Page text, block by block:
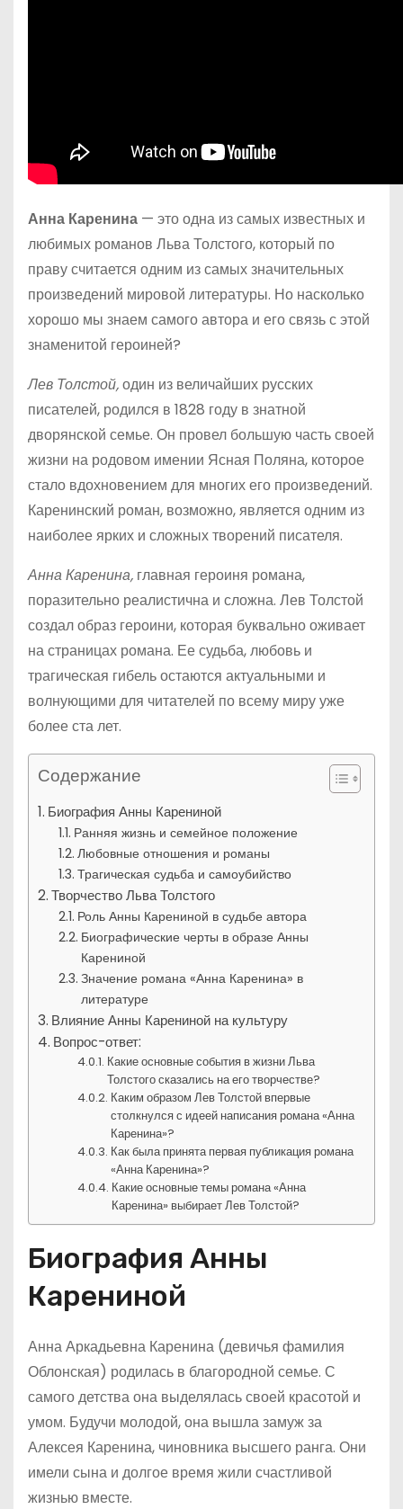
Анна Каренина — это одна из самых известных и
любимых романов Льва Толстого, который по
праву считается одним из самых значительных
произведений мировой литературы. Но насколько
хорошо мы знаем самого автора и его связь с этой
знаменитой героиней?
Лев Толстой,один из величайших русских
писателей, родился в 1828 году в знатной
дворянской семье. Он провел большую часть своей
жизни на родовом имении Ясная Поляна, которое
стало вдохновением для многих его произведений.
Каренинский роман, возможно, является одним из
наиболее ярких и сложных творений писателя.
Анна Каренина, главная героиня романа,
поразительно реалистична и сложна. Лев Толстой
создал образ героини, которая буквально оживает
на страницах романа. Ее судьба, любовь и
трагическая гибель остаются актуальными и
волнующими для читателей по всему миру уже
более ста лет.
Содержание
Биография Анны Карениной
Ранняя жизнь и семейное положение
Любовные отношения и романы
Трагическая судьба и самоубийство
Творчество Льва Толстого
Роль Анны Карениной в судьбе автора
Биографические черты в образе Анны
Карениной
Значение романа «Анна Каренина» в
литературе
Влияние Анны Карениной на культуру
Вопрос-ответ:
Какие основные события в жизни Льва
Толстого сказались на его творчестве?
Каким образом Лев Толстой впервые
столкнулся с идеей написания романа «Анна
Каренина»?
Как была принята первая публикация романа
«Анна Каренина»?
Какие основные темы романа «Анна
Каренина» выбирает Лев Толстой?
Биография Анны
Карениной
Анна Аркадьевна Каренина (девичья фамилия
Облонская) родилась в благородной семье. С
самого детства она выделялась своей красотой и
умом. Будучи молодой, она вышла замуж за
Алексея Каренина, чиновника высшего ранга. Они
имели сына и долгое время жили счастливой
жизнью вместе.